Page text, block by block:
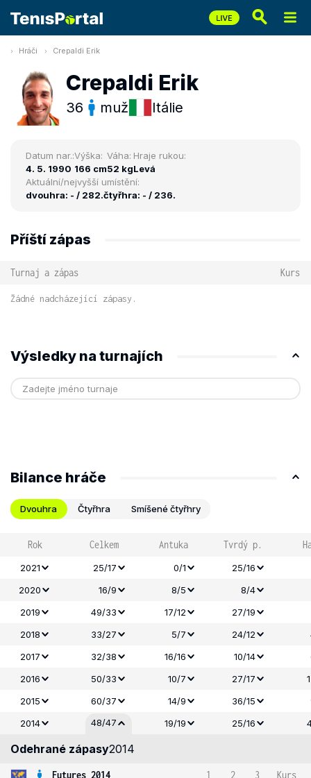
Hráči Crepaldi Erik
Crepaldi Erik
36 muž Itálie
Datum nar.:
4. 5. 1990
Výška:
166 cm
Váha:
52 kg
Hraje rukou:
Levá
Aktuální/nejvyšší umístění:
dvouhra: - / 282.čtyřhra: - / 236.
Příští zápas
Turnaj a zápas Kurs
Žádné nadcházející zápasy.
Výsledky na turnajích
Bilance hráče
Dvouhra Čtyřhra Smíšené čtyřhry
Rok Celkem Antuka Tvrdý p.
2021 25/17 0/1
25/16
2020
16/9 8/5
8/4
2019
49/33 17/12 27/19
2018
33/27 5/7 24/12
2017
32/38 16/16 10/14
2016
50/33 10/7 27/17
2015
60/37 14/9 36/15
2014
48/47 19/19 25/16
Odehrané zápasy2014
Futures 2014 1 2 3
Kurs